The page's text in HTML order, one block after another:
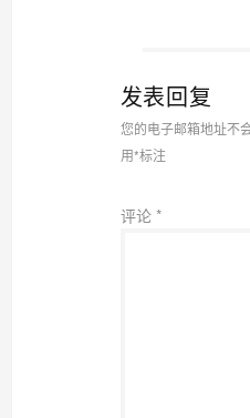
发表回复
您的电子邮箱地址不
用*标注
评论 *